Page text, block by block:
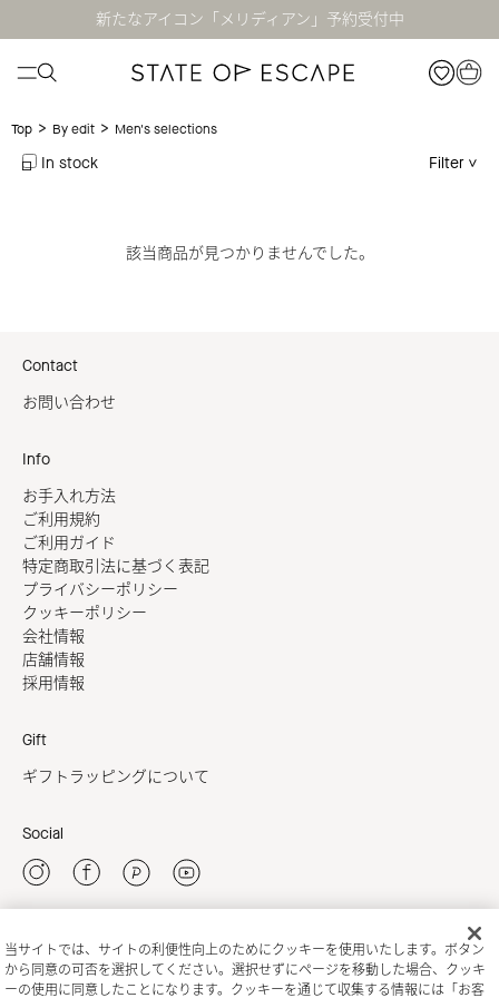
新たなアイコン「メリディアン」予約受付中
Top > By edit > Men's selections
In stock Filter
該当商品が見つかりませんでした。
Contact
お問い合わせ
Info
お手入れ方法
ご利用規約
ご利用ガイド
特定商取引法に基づく表記
プライバシーポリシー
クッキーポリシー
会社情報
店舗情報
採用情報
Gift
ギフトラッピングについて
Social
新規会員登録
当サイトでは、サイトの利便性向上のためにクッキーを使用いたします。ボタン
から同意の可否を選択してください。選択せずにページを移動した場合、クッキ
ーの使用に同意したことになります。クッキーを通じて収集する情報には「お客